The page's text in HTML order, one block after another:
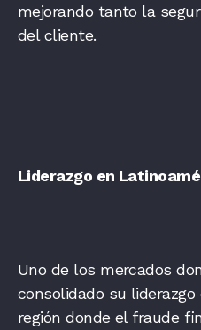
mejorando tanto la
del cliente.
Liderazgo en
Uno de los mercados
consolidado su
región donde el fraude